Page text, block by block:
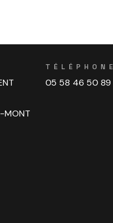
MONT
TÉLÉPHONE
05 58 46 50 89